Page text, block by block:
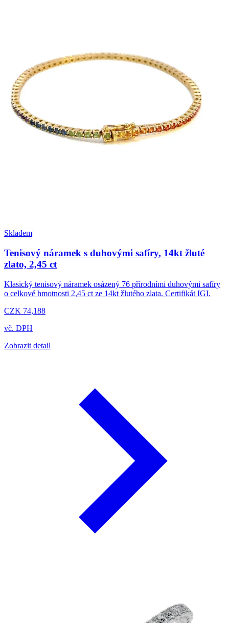
Skladem
Tenisový náramek s duhovými safíry, 14kt žluté
zlato, 2,45 ct
Klasický tenisový náramek osázený 76 přírodními duhovými safíry
o celkové hmotnosti 2,45 ct ze 14kt žlutého zlata. Certifikát IGI.
CZK 74,188
vč. DPH
Zobrazit detail